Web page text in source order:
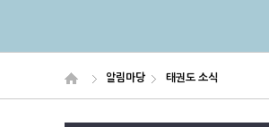
알림마당 태권도 소식